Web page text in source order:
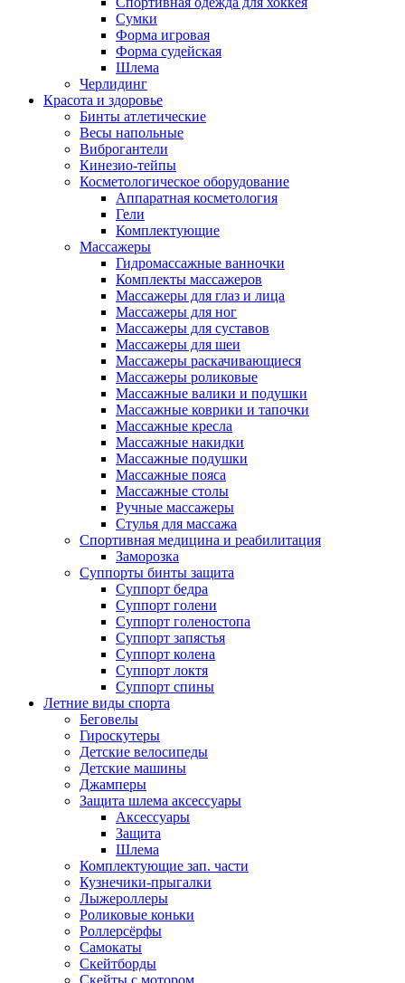
Сумки
Форма игровая
Форма судейская
Шлема
Черлидинг
Красота и здоровье
Бинты атлетические
Весы напольные
Виброгантели
Кинезио-тейпы
Косметологическое оборудование
Аппаратная косметология
Гели
Комплектующие
Массажеры
Гидромассажные ванночки
Комплекты массажеров
Массажеры для глаз и лица
Массажеры для ног
Массажеры для суставов
Массажеры для шеи
Массажеры раскачивающиеся
Массажеры роликовые
Массажные валики и подушки
Массажные коврики и тапочки
Массажные кресла
Массажные накидки
Массажные подушки
Массажные пояса
Массажные столы
Ручные массажеры
Стулья для массажа
Спортивная медицина и реабилитация
Заморозка
Суппорты бинты защита
Суппорт бедра
Суппорт голени
Суппорт голеностопа
Суппорт запястья
Суппорт колена
Суппорт локтя
Суппорт спины
Летние виды спорта
Беговелы
Гироскутеры
Детские велосипеды
Детские машины
Джамперы
Защита шлема аксессуары
Аксессуары
Защита
Шлема
Комплектующие зап. части
Кузнечики-прыгалки
Лыжероллеры
Роликовые коньки
Роллерсёрфы
Самокаты
Скейтборды
Скейты с мотором